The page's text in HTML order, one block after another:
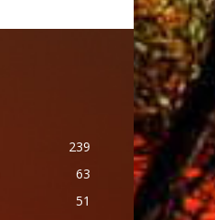
239
63
51